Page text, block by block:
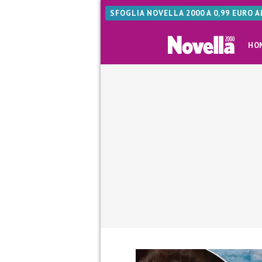
SFOGLIA NOVELLA 2000 A 0,99 EURO